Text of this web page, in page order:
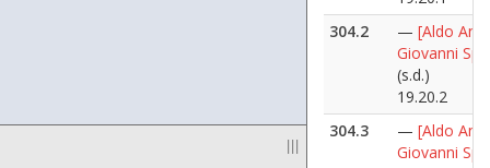
|||
304.2
— [Aldo
Giovanni
(s.d.)
19.20.2
304.3
— [Aldo
Giovanni